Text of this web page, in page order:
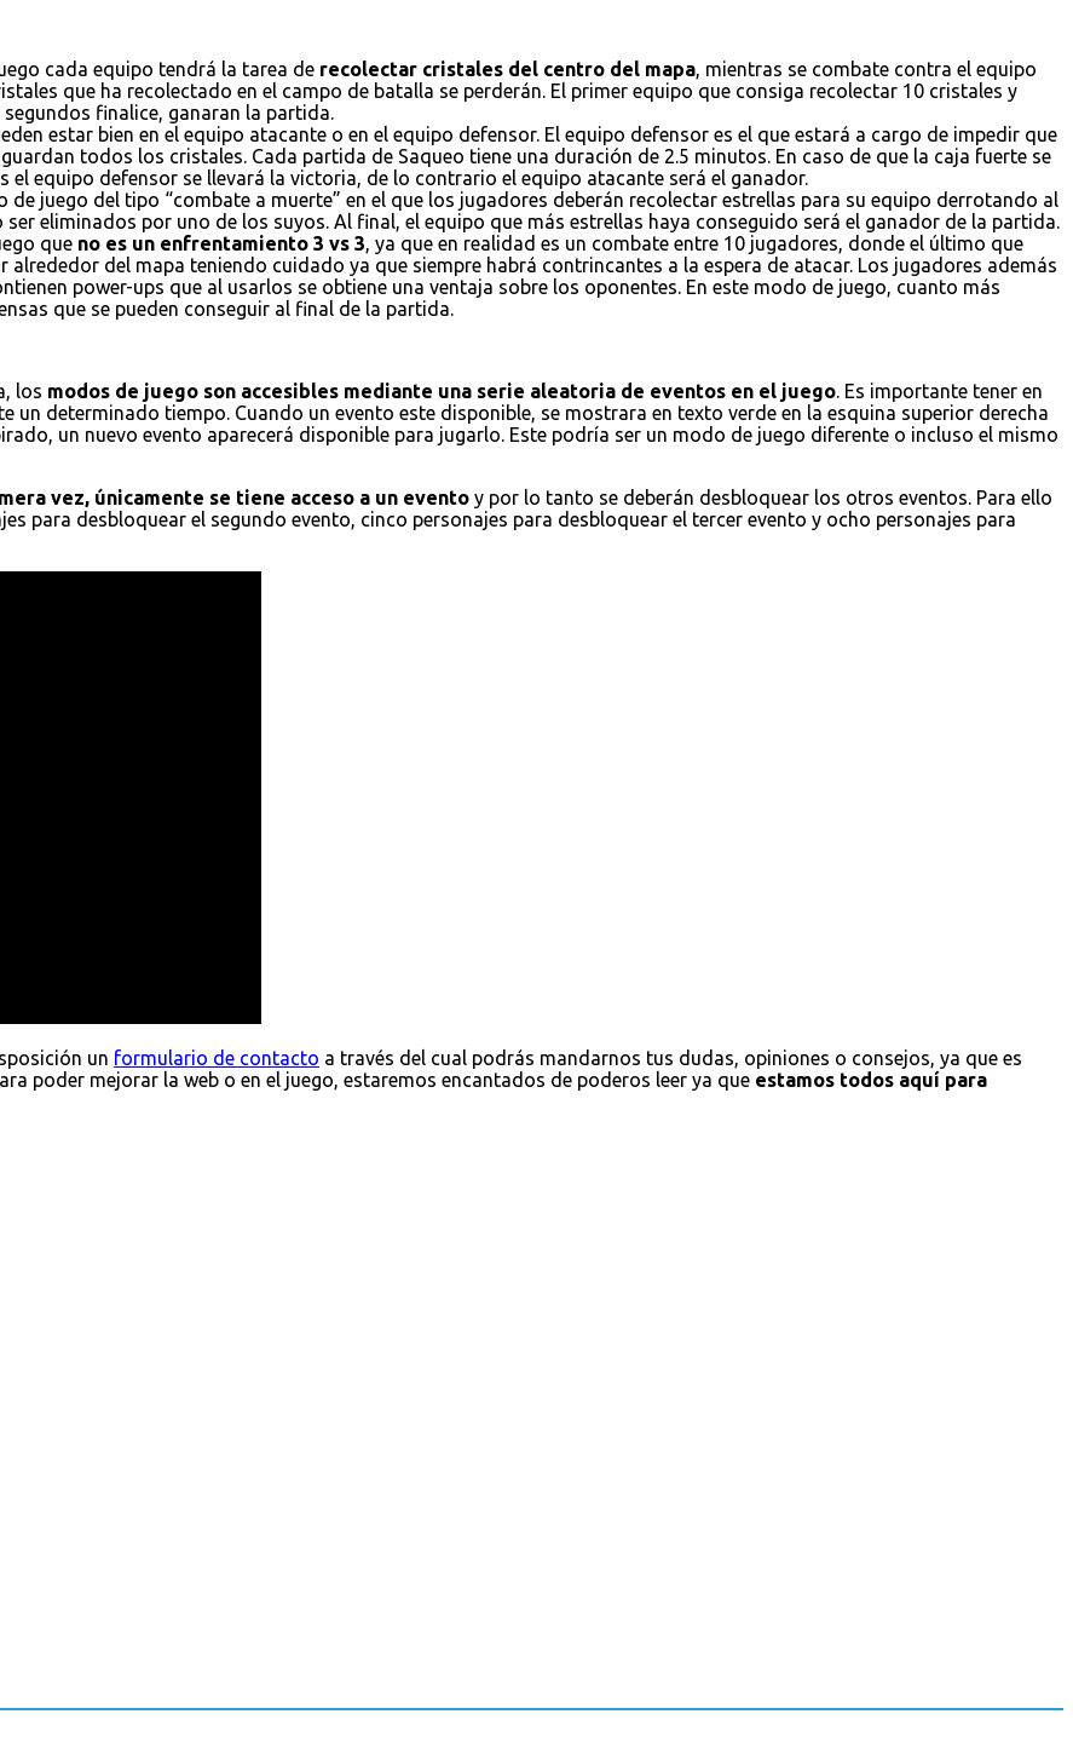
cada equipo tendrá la tarea de recolectar cristales del centro del mapa, mientras se combate contra el equipo
que ha recolectado en el campo de batalla se perderán. El primer equipo que consiga recolectar 10 cristales y
finalice, ganaran la partida.
estar bien en el equipo atacante o en el equipo defensor. El equipo defensor es el que estará a cargo de impedir que
todos los cristales. Cada partida de Saqueo tiene una duración de 2.5 minutos. En caso de que la caja fuerte se
el equipo defensor se llevará la victoria, de lo contrario el equipo atacante será el ganador.
de juego del tipo “combate a muerte” en el que los jugadores deberán recolectar estrellas para su equipo derrotando al
eliminados por uno de los suyos. Al final, el equipo que más estrellas haya conseguido será el ganador de la partida.
que no es un enfrentamiento 3 vs 3, ya que en realidad es un combate entre 10 jugadores, donde el último que
alrededor del mapa teniendo cuidado ya que siempre habrá contrincantes a la espera de atacar. Los jugadores además
power-ups que al usarlos se obtiene una ventaja sobre los oponentes. En este modo de juego, cuanto más
que se pueden conseguir al final de la partida.
los modos de juego son accesibles mediante una serie aleatoria de eventos en el juego. Es importante tener en
determinado tiempo. Cuando un evento este disponible, se mostrara en texto verde en la esquina superior derecha
un nuevo evento aparecerá disponible para jugarlo. Este podría ser un modo de juego diferente o incluso el mismo
vez, únicamente se tiene acceso a un evento y por lo tanto se deberán desbloquear los otros eventos. Para ello
para desbloquear el segundo evento, cinco personajes para desbloquear el tercer evento y ocho personajes para
un formulario de contacto a través del cual podrás mandarnos tus dudas, opiniones o consejos, ya que es
poder mejorar la web o en el juego, estaremos encantados de poderos leer ya que estamos todos aquí para